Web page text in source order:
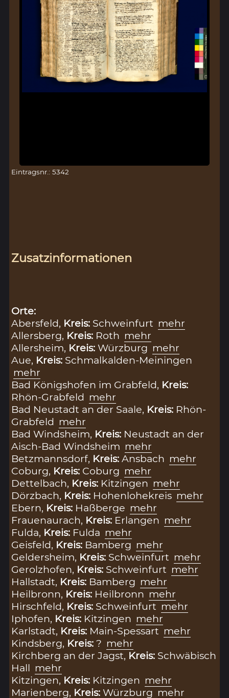
Eintragsnr.: 5342
Zusatzinformationen
Orte:
Abersfeld, Kreis: Schweinfurt mehr
Allersberg, Kreis: Roth mehr
Allersheim, Kreis:Würzburg mehr
Aue, Kreis: Schmalkalden-Meiningen
mehr
Bad Königshofen im Grabfeld, Kreis:
Rhön-Grabfeld mehr
Bad Neustadt an der Saale, Kreis: Rhön-
Grabfeld mehr
Bad Windsheim, Kreis: Neustadt an der
Aisch-Bad Windsheim mehr
Betzmannsdorf, Kreis:Ansbach mehr
Coburg, Kreis: Coburg mehr
Dettelbach, Kreis: Kitzingen mehr
Dörzbach, Kreis: Hohenlohekreis mehr
Ebern, Kreis: Haßberge mehr
Frauenaurach, Kreis: Erlangen mehr
Fulda, Kreis: Fulda mehr
Geisfeld, Kreis: Bamberg mehr
Geldersheim, Kreis: Schweinfurt mehr
Gerolzhofen, Kreis: Schweinfurt mehr
Hallstadt, Kreis: Bamberg mehr
Heilbronn, Kreis: Heilbronn mehr
Hirschfeld, Kreis: Schweinfurt mehr
Iphofen, Kreis: Kitzingen mehr
Karlstadt, Kreis: Main-Spessart mehr
Kindsberg, Kreis:? mehr
Kirchberg an der Jagst, Kreis: Schwäbisch
Hall mehr
Kitzingen, Kreis: Kitzingen mehr
Marienberg, Kreis:Würzburg mehr